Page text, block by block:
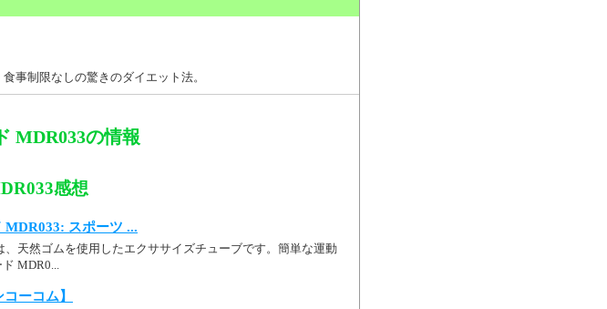
事制限なしの驚きのダイエット法。
MDR033の情報
感想
MDR033: スポーツ ...
天然ゴムを使用したエクササイズチューブです。簡単な運動
MDR0...
ーコム】